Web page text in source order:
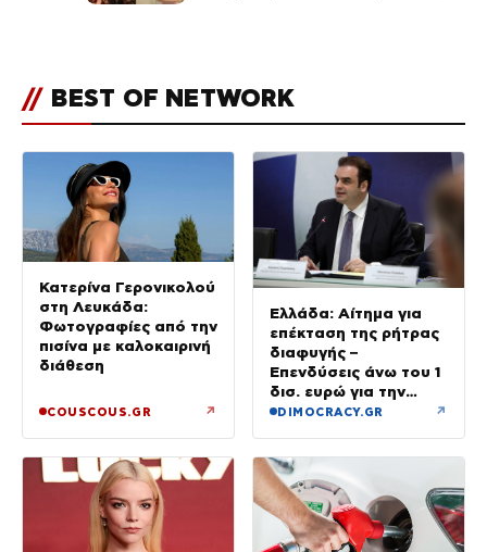
// BEST OF NETWORK
Κατερίνα Γερονικολού
στη Λευκάδα:
Φωτογραφίες από την
πισίνα με καλοκαιρινή
διάθεση
COUSCOUS.GR ↗
Ελλάδα: Αίτημα για
επέκταση της ρήτρας
διαφυγής –
Επενδύσεις άνω του 1
δισ. ευρώ για την
Ενέργεια έως το 2028
DIMOCRACY.GR ↗